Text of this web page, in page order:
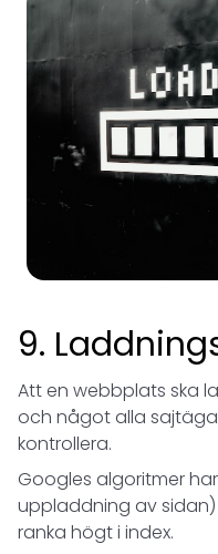
9.
Att en webbplats ska
och något alla
kontrollera.
Googles algoritmer
uppladdning av
ranka högt i index.